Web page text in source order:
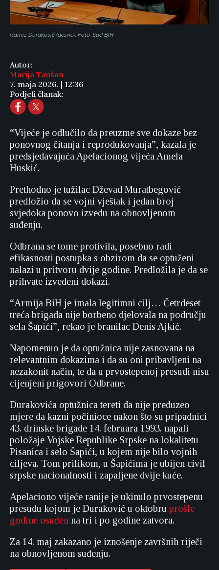
Ramiz Duraković (desno). Foto: Sud BiH
Autor:
Marija Taušan
7. maja 2026. | 12:36
Podjeli članak:
“Vijeće je odlučilo da preuzme sve dokaze bez
ponovnog čitanja i reprodukovanja”, kazala je
predsjedavajuća Apelacionog vijeća Amela
Huskić.
Prethodno je tužilac Dževad Muratbegović
predložio da se vojni vještak i jedan broj
svjedoka ponovo izvedu na obnovljenom
suđenju.
Odbrana se tome protivila, posebno radi
efikasnosti postupka s obzirom da se optuženi
nalazi u pritvoru dvije godine. Predložila je da se
prihvate izvedeni dokazi.
“Armija BiH je imala legitimni cilj… Četrdeset
treća brigada nije borbeno djelovala na području
sela Šapići”, rekao je branilac Denis Ajkić.
Napomenuo je da optužnica nije zasnovana na
relevantnim dokazima i da su oni pribavljeni na
nezakonit način, te da u prvostepenoj presudi nisu
cijenjeni prigovori Odbrane.
Durakovića optužnica tereti da nije preduzeo
mjere da kazni počinioce nakon što su pripadnici
43. drinske brigade 14. februara 1993. napali
položaje Vojske Republike Srpske na lokalitetu
Pisanica i selo Šapići, u kojem nije bilo vojnih
ciljeva. Tom prilikom, u Šapićima je ubijen civil
srpske nacionalnosti i zapaljene dvije kuće.
Apelaciono vijeće ranije je ukinulo prvostepenu
presudu kojom je Duraković u oktobru prošle
godine osuđen na tri i po godine zatvora.
Za 14. maj zakazano je iznošenje završnih riječi
na obnovljenom suđenju.